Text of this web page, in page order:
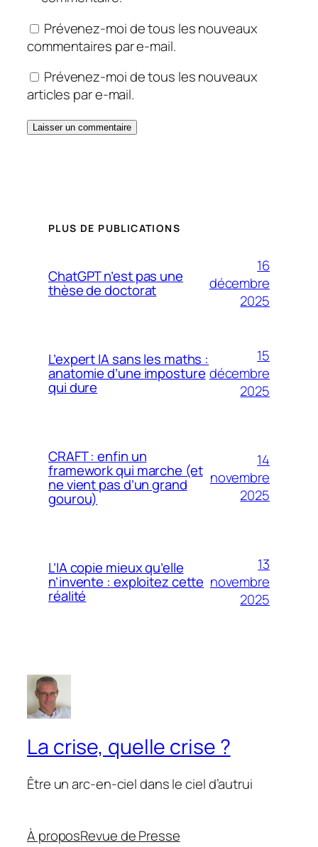
Prévenez-moi de tous les nouveaux
commentaires par e-mail.
Prévenez-moi de tous les nouveaux
articles par e-mail.
PLUS DE PUBLICATIONS
ChatGPT n’est pas une
thèse de doctorat
16
décembre
2025
L’expert IA sans les maths :
anatomie d’une imposture
qui dure
15
décembre
2025
CRAFT : enfin un
framework qui marche (et
ne vient pas d’un grand
gourou)
14
novembre
2025
L’IA copie mieux qu’elle
n’invente : exploitez cette
réalité
13
novembre
2025
La crise, quelle crise ?
Être un arc-en-ciel dans le ciel d’autrui
À proposRevue de Presse